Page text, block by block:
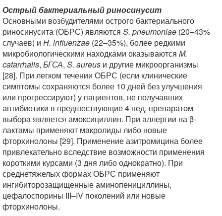
Острый бактериальный риносинусит
Основными возбудителями острого бактериального
риносинусита (ОБРС) являются S. pneumoniae (20–43%
случаев) и H. influenzae (22–35%), более редкими
микробиологическими находками оказываются M.
catarrhalis, БГСА, S. aureus и другие микроорганизмы
[28]. При легком течении ОБРС (если клинические
симптомы сохраняются более 10 дней без улучшения
или прогрессируют) у пациентов, не получавших
антибиотики в предшествующие 4 нед, препаратом
выбора является амоксициллин. При аллергии на β-
лактамы применяют макролиды либо новые
фторхинолоны [29]. Применение азитромицина более
привлекательно вследствие возможности применения
короткими курсами (3 дня либо однократно). При
среднетяжелых формах ОБРС применяют
ингибиторозащищенные аминопенициллины,
цефалоспорины III–IV поколений или новые
фторхинолоны.